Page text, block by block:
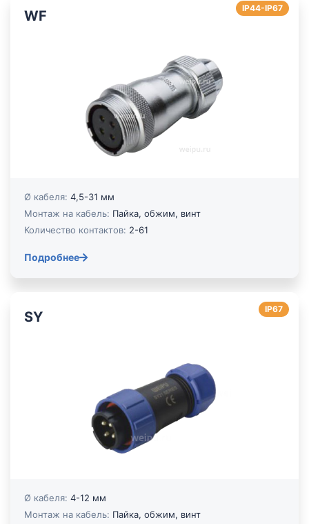
WF IP44-IP67
Ø кабеля: 4,5-31 мм
Монтаж на кабель: Пайка, обжим, винт
Количество контактов: 2-61
Подробнее
SY IP67
Ø кабеля: 4-12 мм
Монтаж на кабель: Пайка, обжим, винт